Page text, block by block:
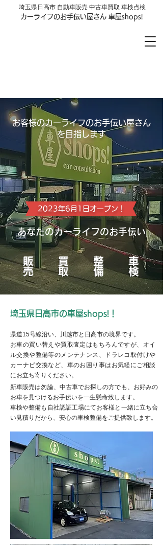
​埼玉県日高市 自動車販売 中古車買取 車検点検
カーライフのお手伝い屋さん 車屋shops!
お客様のカーライフのお手伝い屋さん
を目指します
2023年6月1日オープン！
販売 買取 整備 車検
​あなたのカーライフのお手伝い
埼玉県日高市の車屋shops!！
​県道15号線沿い、川越市と日高市の境界です。
お車の買い替えや買取査定はもちろんですが、オイ
ル交換や整備等のメンテナンス、ドラレコ取付けや
カーナビ交換など、車のお困り事はお気軽にご相談
にお立ち寄りください。
新車販売は勿論、中古車でお探しの方でも、お好みの
お車を見つけるお手伝いを一生懸命致します。
車検や整備も自社認証工場にてお客様と一緒に立ち合
い見積りだから、安心の車検整備をご提供致します。